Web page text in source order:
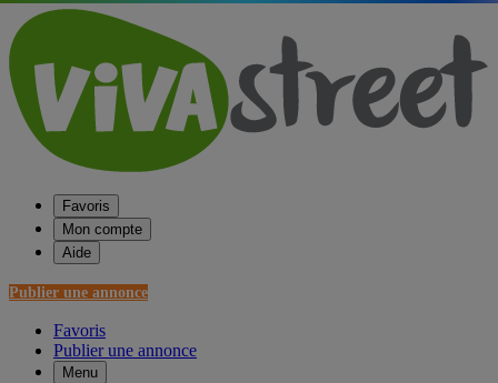
Favoris
Mon compte
Aide
Publier une annonce
Favoris
Publier une annonce
Menu